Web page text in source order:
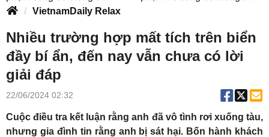
VietnamDaily Relax
Nhiều trường hợp mất tích trên biển
đầy bí ẩn, đến nay vẫn chưa có lời
giải đáp
22/06/2024 02:32
Cuộc điều tra kết luận rằng anh đã vô tình rơi xuống tàu,
nhưng gia đình tin rằng anh bị sát hại. Bốn hành khách